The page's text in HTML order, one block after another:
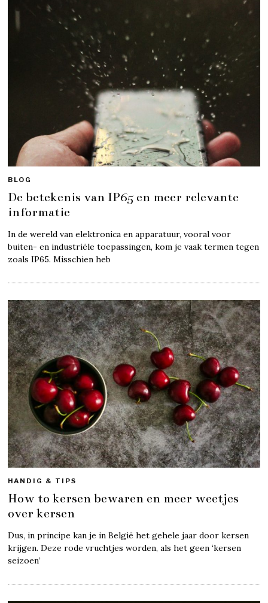
BLOG
De betekenis van IP65 en meer relevante
informatie
In de wereld van elektronica en apparatuur, vooral voor
buiten- en industriële toepassingen, kom je vaak termen tegen
zoals IP65. Misschien heb
HANDIG & TIPS
How to kersen bewaren en meer weetjes
over kersen
Dus, in principe kan je in België het gehele jaar door kersen
krijgen. Deze rode vruchtjes worden, als het geen ‘kersen
seizoen’